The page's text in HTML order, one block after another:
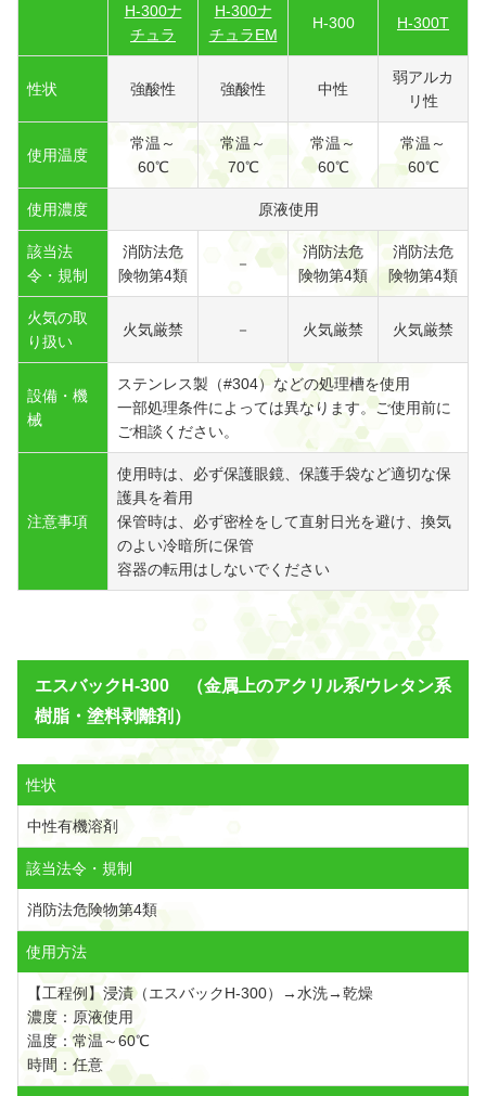
H-300ナ
チュラ
H-300ナ
チュラEM
H-300 H-300T
性状 強酸性 強酸性 中性
弱アルカ
リ性
使用温度
常温～
60℃
常温～
70℃
常温～
60℃
常温～
60℃
使用濃度 原液使用
該当法
令・規制
消防法危
険物第4類
－
消防法危
険物第4類
消防法危
険物第4類
火気の取
り扱い
火気厳禁 － 火気厳禁 火気厳禁
設備・機
械
ステンレス製（#304）などの処理槽を使用
一部処理条件によっては異なります。ご使用前に
ご相談ください。
注意事項
使用時は、必ず保護眼鏡、保護手袋など適切な保
護具を着用
保管時は、必ず密栓をして直射日光を避け、換気
のよい冷暗所に保管
容器の転用はしないでください
エスバックH-300 （金属上のアクリル系/ウレタン系
樹脂・塗料剥離剤）
性状
中性有機溶剤
該当法令・規制
消防法危険物第4類
使用方法
【工程例】浸漬（エスバックH-300）→水洗→乾燥
濃度：原液使用
温度：常温～60℃
時間：任意